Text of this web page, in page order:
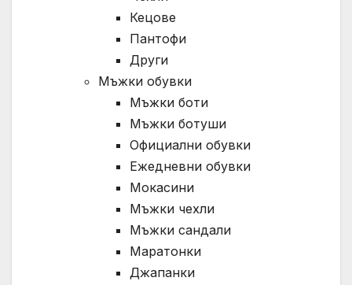
Кецове
Пантофи
Други
Мъжки обувки
Мъжки боти
Мъжки ботуши
Официални обувки
Ежедневни обувки
Мокасини
Мъжки чехли
Мъжки сандали
Маратонки
Джапанки